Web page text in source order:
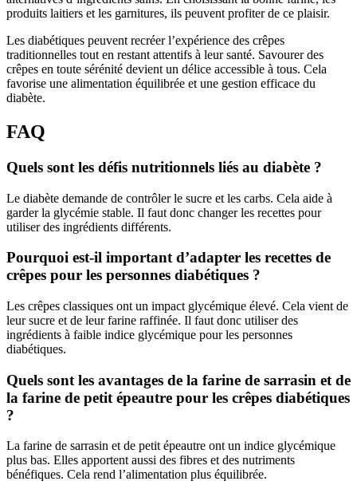
produits laitiers et les garnitures, ils peuvent profiter de ce plaisir.
Les diabétiques peuvent recréer l’expérience des crêpes
traditionnelles tout en restant attentifs à leur santé. Savourer des
crêpes en toute sérénité devient un délice accessible à tous. Cela
favorise une alimentation équilibrée et une gestion efficace du
diabète.
FAQ
Quels sont les défis nutritionnels liés au diabète ?
Le diabète demande de contrôler le sucre et les carbs. Cela aide à
garder la glycémie stable. Il faut donc changer les recettes pour
utiliser des ingrédients différents.
Pourquoi est-il important d’adapter les recettes de
crêpes pour les personnes diabétiques ?
Les crêpes classiques ont un impact glycémique élevé. Cela vient de
leur sucre et de leur farine raffinée. Il faut donc utiliser des
ingrédients à faible indice glycémique pour les personnes
diabétiques.
Quels sont les avantages de la farine de sarrasin et de
la farine de petit épeautre pour les crêpes diabétiques
?
La farine de sarrasin et de petit épeautre ont un indice glycémique
plus bas. Elles apportent aussi des fibres et des nutriments
bénéfiques. Cela rend l’alimentation plus équilibrée.